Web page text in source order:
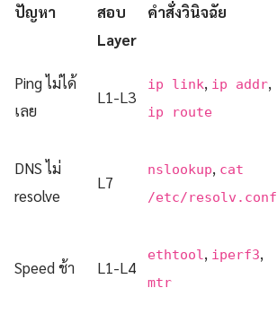
ปัญหา
สอบ
Layer
คำสั่งวินิจฉัย
Ping ไม่ได้
เลย
L1-L3
ip link, ip addr,
ip route
DNS ไม่
resolve
L7
nslookup, cat
/etc/resolv.conf
Speed ช้า L1-L4
ethtool , iperf3,
mtr